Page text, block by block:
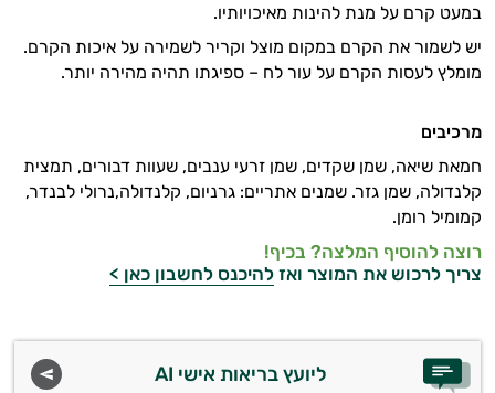
במעט קרם על מנת להינות מאיכויותיו.
יש לשמור את הקרם במקום מוצל וקריר לשמירה על איכות הקרם.
מומלץ לעסות הקרם על עור לח – ספיגתו תהיה מהירה יותר.
מרכיבים
חמאת שיאה, שמן שקדים, שמן זרעי ענבים, שעוות דבורים, תמצית
קלנדולה, שמן גזר. שמנים אתריים: גרניום, קלנדולה,נרולי לבנדר,
קמומיל רומן.
רוצה להוסיף המלצה? בכיף!
צריך לרכוש את המוצר ואז להיכנס לחשבון כאן >
ליועץ בריאות אישי AI